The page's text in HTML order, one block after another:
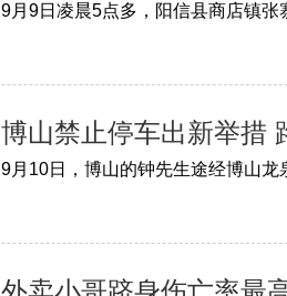
博山禁止停车出新举措